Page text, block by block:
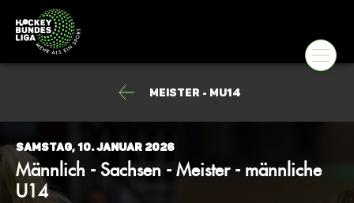
Meister - mU14
Samstag, 10. Januar 2026
Männlich - Sachsen - Meister - männliche
U14